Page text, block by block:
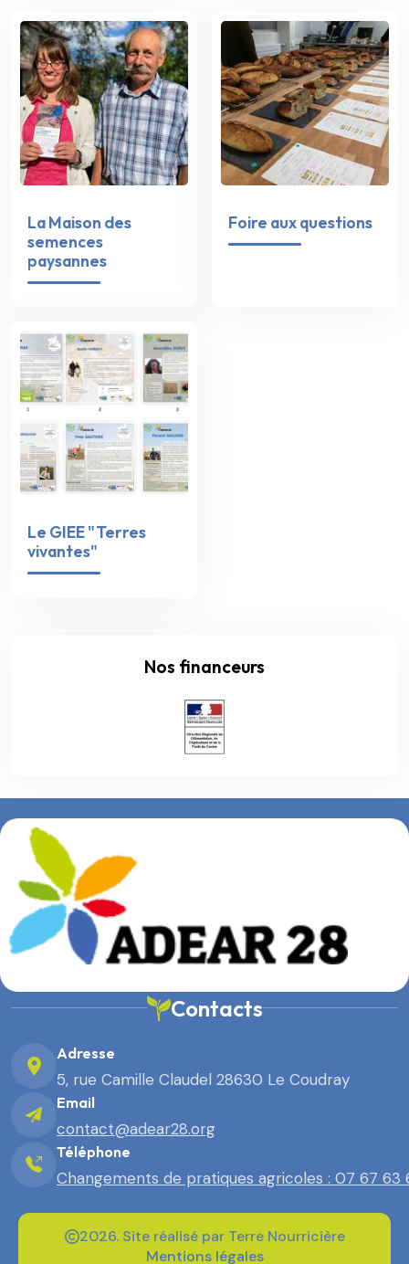
La Maison des
semences
paysannes
Foire aux questions
Le GIEE "Terres
vivantes"
Nos financeurs
Contacts
Adresse
5, rue Camille Claudel 28630 Le Coudray
Email
contact@adear28.org
Téléphone
Changements de pratiques agricoles : 07 67 63
2026. Site réalisé par Terre Nourricière
Mentions légales